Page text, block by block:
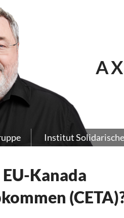
Institut
Kanada